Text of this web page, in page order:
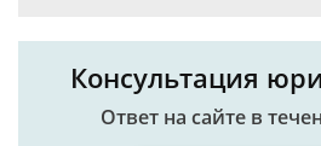
Консультация
Ответ на сайте в